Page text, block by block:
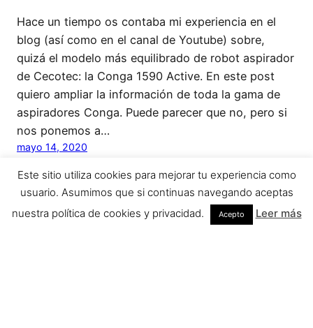
Hace un tiempo os contaba mi experiencia en el
blog (así como en el canal de Youtube) sobre,
quizá el modelo más equilibrado de robot aspirador
de Cecotec: la Conga 1590 Active. En este post
quiero ampliar la información de toda la gama de
aspiradores Conga. Puede parecer que no, pero si
nos ponemos a…
mayo 14, 2020
Este sitio utiliza cookies para mejorar tu experiencia como
usuario. Asumimos que si continuas navegando aceptas
nuestra política de cookies y privacidad.
Acepto Leer más